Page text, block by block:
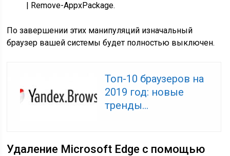
| Remove-AppxPackage.
По завершении этих манипуляций изначальный
браузер вашей системы будет полностью выключен.
Топ-10 браузеров на
2019 год: новые
тренды...
Удаление Microsoft Edge с помощью